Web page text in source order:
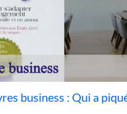
business : Qui a